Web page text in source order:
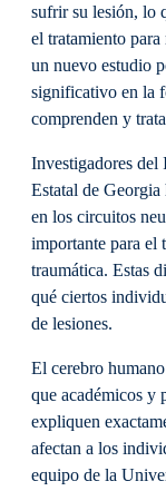
sufrir su lesión, lo
el tratamiento
un nuevo estudio
significativo en la
comprenden y
Investigadores
Estatal de Georgia
en los circuitos
importante para el
traumática. Estas
qué ciertos
de lesiones.
El cerebro
que académicos y
expliquen
afectan a los
equipo de la